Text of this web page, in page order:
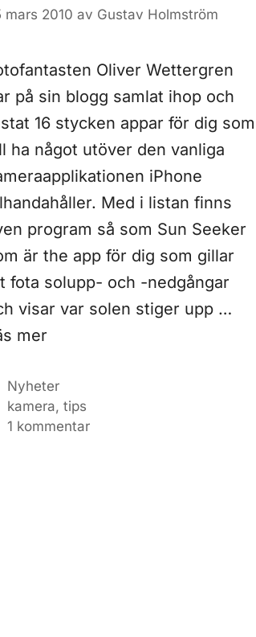
mars 2010 av Gustav Holmström
Oliver Wettergren
på sin blogg samlat ihop och
16 stycken appar för dig som
ha något utöver den vanliga
iPhone
Med i listan finns
program så som Sun Seeker
är the app för dig som gillar
fota solupp- och -nedgångar
visar var solen stiger upp …
mer
Kategorier
Nyheter
Etiketter
kamera,tips
1 kommentar